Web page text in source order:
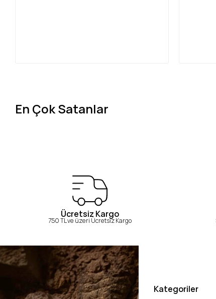
En Çok Satanlar
Ücretsiz Kargo
750 TL ve üzeri Ücretsiz Kargo
Kategoriler